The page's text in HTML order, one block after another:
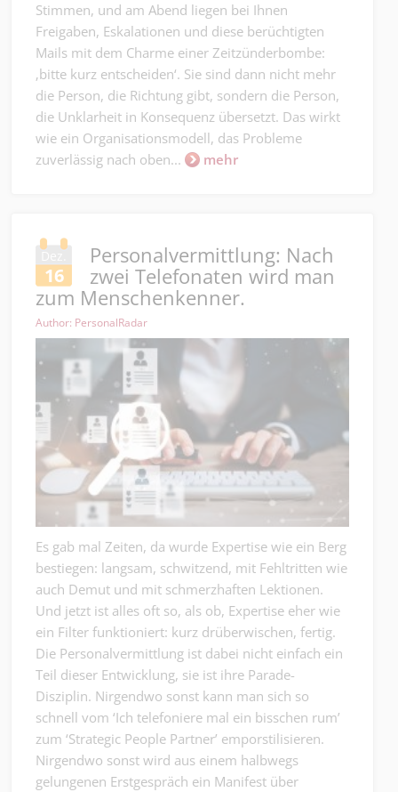
Stimmen, und am Abend liegen bei Ihnen
Freigaben, Eskalationen und diese berüchtigten
Mails mit dem Charme einer Zeitzünderbombe:
‚bitte kurz entscheiden‘. Sie sind dann nicht mehr
die Person, die Richtung gibt, sondern die Person,
die Unklarheit in Konsequenz übersetzt. Das wirkt
wie ein Organisationsmodell, das Probleme
zuverlässig nach oben...
mehr
Dez.
16
Personalvermittlung: Nach
zwei Telefonaten wird man
zum Menschenkenner.
Author: PersonalRadar
Es gab mal Zeiten, da wurde Expertise wie ein Berg
bestiegen: langsam, schwitzend, mit Fehltritten wie
auch Demut und mit schmerzhaften Lektionen.
Und jetzt ist alles oft so, als ob, Expertise eher wie
ein Filter funktioniert: kurz drüberwischen, fertig.
Die Personalvermittlung ist dabei nicht einfach ein
Teil dieser Entwicklung, sie ist ihre Parade-
Disziplin. Nirgendwo sonst kann man sich so
schnell vom ‘Ich telefoniere mal ein bisschen rum’
zum ‘Strategic People Partner’ emporstilisieren.
Nirgendwo sonst wird aus einem halbwegs
gelungenen Erstgespräch ein Manifest über